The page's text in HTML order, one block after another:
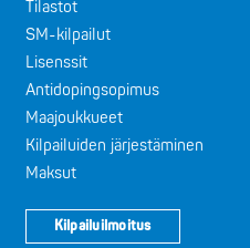
Tilastot
SM-kilpailut
Lisenssit
Antidopingsopimus
Maajoukkueet
Kilpailuiden järjestäminen
Maksut
Kilpailuilmoitus